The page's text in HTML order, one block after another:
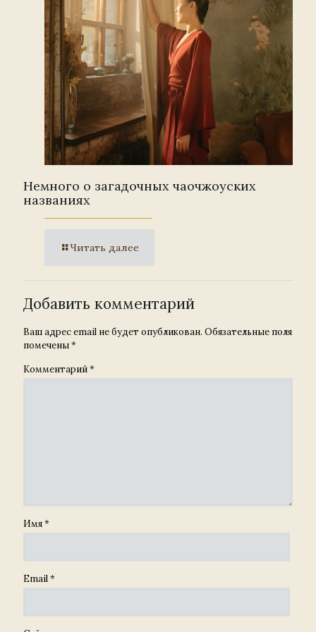
Немного о загадочных чаочжоуских
названиях
Читать далее
Добавить комментарий
Ваш адрес email не будет опубликован. Обязательные поля
помечены*
Комментарий*
Имя*
Email*